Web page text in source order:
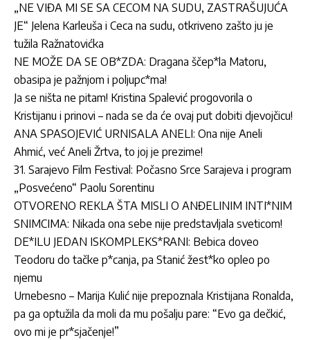
„NE VIĐA MI SE SA CECOM NA SUDU, ZASTRAŠUJUĆA
JE“ Jelena Karleuša i Ceca na sudu, otkriveno zašto ju je
tužila Ražnatovićka
NE MOŽE DA SE OB*ZDA: Dragana ščep*la Matoru,
obasipa je pažnjom i poljupc*ma!
Ja se ništa ne pitam! Kristina Spalević progovorila o
Kristijanu i prinovi – nada se da će ovaj put dobiti djevojčicu!
ANA SPASOJEVIĆ URNISALA ANELI: Ona nije Aneli
Ahmić, već Aneli Žrtva, to joj je prezime!
31. Sarajevo Film Festival: Počasno Srce Sarajeva i program
„Posvećeno“ Paolu Sorentinu
OTVORENO REKLA ŠTA MISLI O ANĐELINIM INTI*NIM
SNIMCIMA: Nikada ona sebe nije predstavljala sveticom!
DE*ILU JEDAN ISKOMPLEKS*RANI: Bebica doveo
Teodoru do tačke p*canja, pa Stanić žest*ko opleo po
njemu
Urnebesno – Marija Kulić nije prepoznala Kristijana Ronalda,
pa ga optužila da moli da mu pošalju pare: “Evo ga dečkić,
ovo mi je pr*sjačenje!”